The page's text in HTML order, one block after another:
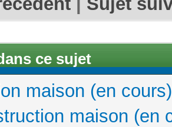
ce sujet
maison (en cours)
maison (en